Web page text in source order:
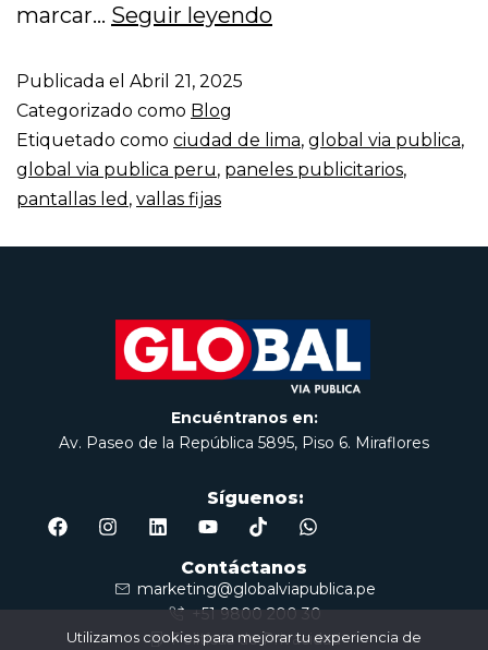
marcar… Seguir leyendo
Publicada el Abril 21, 2025
Categorizado como Blog
Etiquetado como ciudad de lima, global via publica,
global via publica peru, paneles publicitarios,
pantallas led , vallas fijas
Encuéntranos en:
Av. Paseo de la República 5895, Piso 6. Miraflores
Síguenos:
Contáctanos
marketing@globalviapublica.pe
+51 9800 200 30
Politícas de Privacidad
Utilizamos cookies para mejorar tu experiencia de